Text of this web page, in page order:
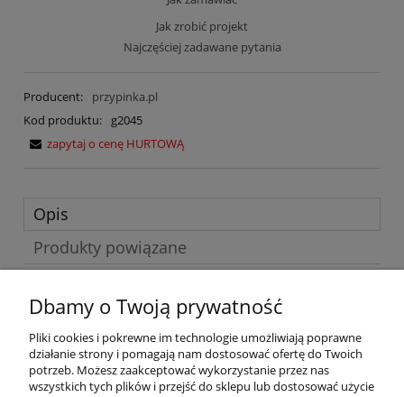
Jak zrobić projekt
Najczęściej zadawane pytania
Producent:
przypinka.pl
Kod produktu:
g2045
zapytaj o cenę HURTOWĄ
Opis
Produkty powiązane
Przypinka dla prawdziwej kobiety!
Przypinka z cytatem wielkiej damy światowego kina Marilyn
Monroe wraz z piękną czarno-białą podobizną udekoruje wasze
plecaki czy torebki.
Przypinka ma średnicę 56mm.
Dbamy o Twoją prywatność
Pliki cookies i pokrewne im technologie umożliwiają poprawne
działanie strony i pomagają nam dostosować ofertę do Twoich
potrzeb. Możesz zaakceptować wykorzystanie przez nas
wszystkich tych plików i przejść do sklepu lub dostosować użycie